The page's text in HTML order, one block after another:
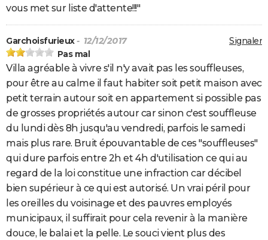
vous met sur liste d'attente!!!"
Signaler
Garchoisfurieux- 12/12/2017
Pas mal
Villa agréable à vivre s'il n'y avait pas les souffleuses,
pour être au calme il faut habiter soit petit maison avec
petit terrain autour soit en appartement si possible pas
de grosses propriétés autour car sinon c'est souffleuse
du lundi dès 8h jusqu'au vendredi, parfois le samedi
mais plus rare. Bruit épouvantable de ces "souffleuses"
qui dure parfois entre 2h et 4h d'utilisation ce qui au
regard de la loi constitue une infraction car décibel
bien supérieur à ce qui est autorisé. Un vrai péril pour
les oreilles du voisinage et des pauvres employés
municipaux, il suffirait pour cela revenir à la manière
douce, le balai et la pelle. Le souci vient plus des